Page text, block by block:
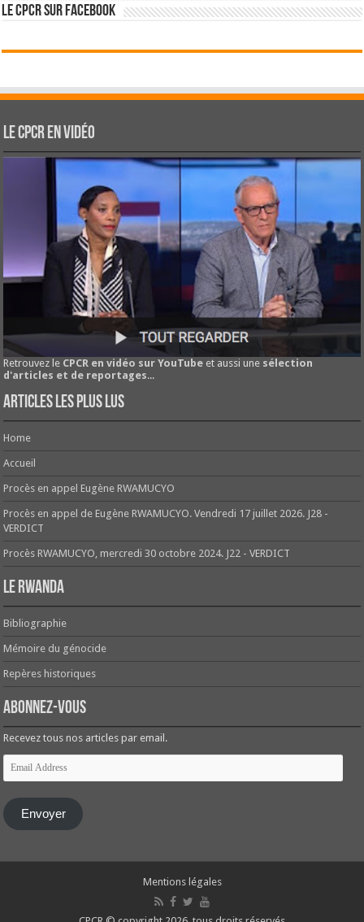
Le CPCR sur Facebook
Le CPCR en vidéo
Retrouvez le CPCR en vidéo sur YouTube et aussi une sélection
d'articles et de reportages...
Articles les plus lus
Home
Accueil
Procès en appel Eugène RWAMUCYO
Procès en appel de Eugène RWAMUCYO. Vendredi 17 juillet 2026. J28 -
VERDICT
Procès RWAMUCYO, mercredi 30 octobre 2024. J22 - VERDICT
Le Rwanda
Bibliographie
Mémoire du génocide
Repères historiques
Abonnez-vous
Recevez tous nos articles par email.
Email
Address
Envoyer
Mentions légales